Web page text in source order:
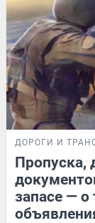
ДОРОГИ И
Пропуска,
запасе — о